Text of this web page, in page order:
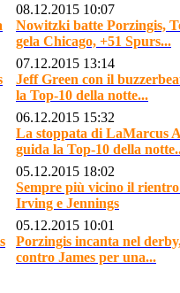
08.12.2015 10:07
Nowitzki batte Porzingis,
gela Chicago, +51 Spurs...
07.12.2015 13:14
Jeff Green con il
la Top-10 della notte...
06.12.2015 15:32
La stoppata di LaMarcus
guida la Top-10 della
05.12.2015 18:02
Sempre più vicino il
Irving e Jennings
05.12.2015 10:01
Porzingis incanta nel
contro James per una...